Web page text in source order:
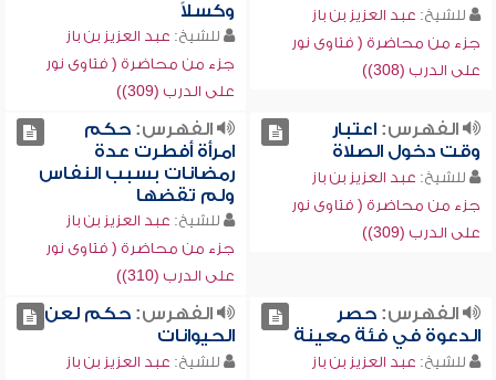
للشيخ: عبد العزيز بن باز
جزء من محاضرة ( فتاوى نور
على الدرب (308))
وكسلاً
للشيخ: عبد العزيز بن باز
جزء من محاضرة ( فتاوى نور
على الدرب (309))
الفهرس:اعتبار
وقت دخول الصلاة
للشيخ: عبد العزيز بن باز
جزء من محاضرة ( فتاوى نور
على الدرب (309))
الفهرس:حكم
امرأة أفطرت عدة
رمضانات بسبب النفاس
ولم تقضها
للشيخ: عبد العزيز بن باز
جزء من محاضرة ( فتاوى نور
على الدرب (310))
الفهرس:حصر
الدعوة في فئة معينة
للشيخ: عبد العزيز بن باز
الفهرس:حكم لعن
الحيوانات
للشيخ: عبد العزيز بن باز